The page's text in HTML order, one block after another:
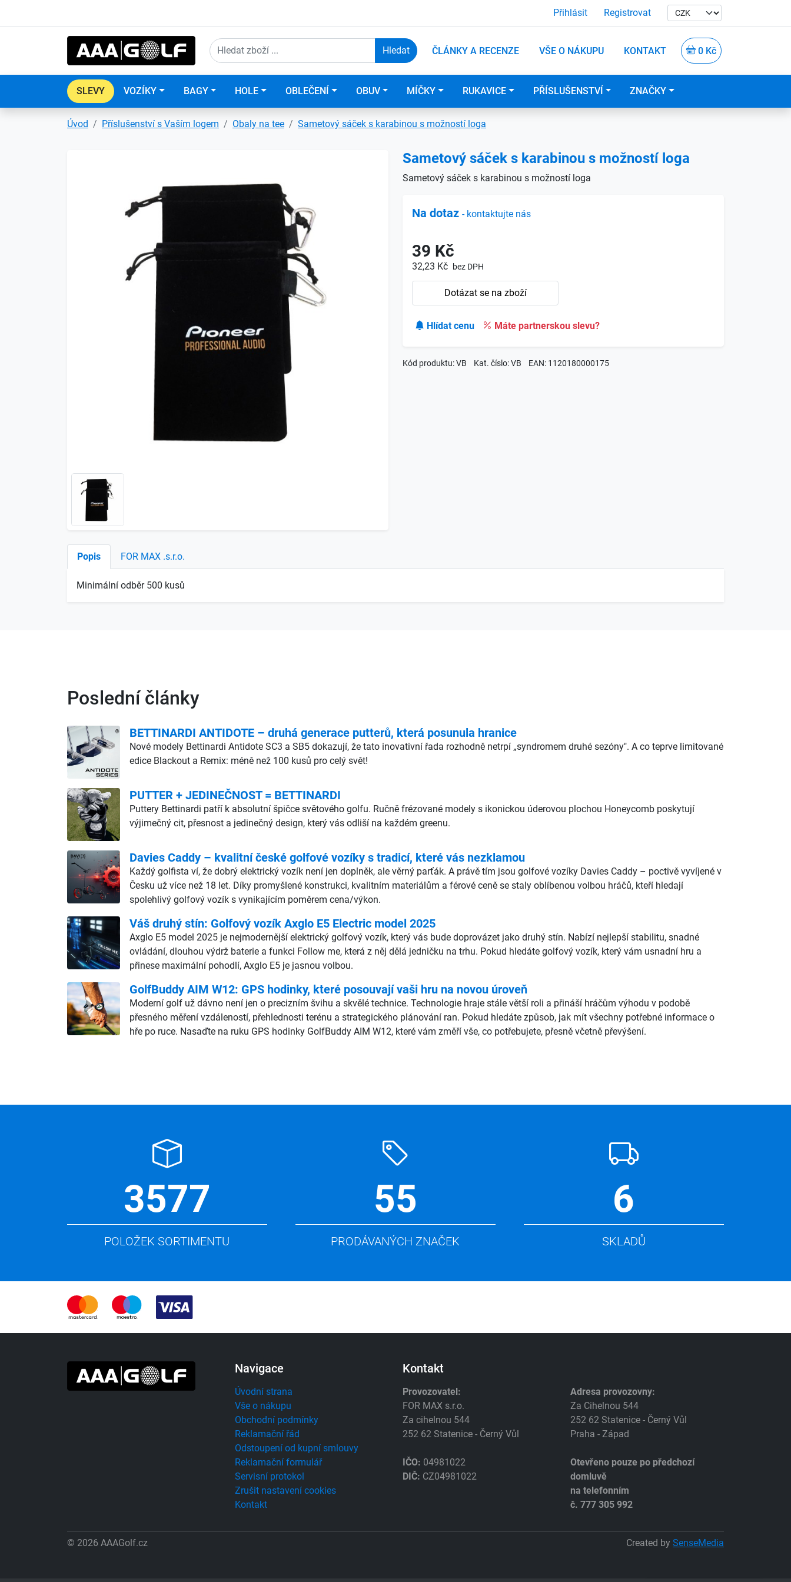
Přihlásit Registrovat
ČLÁNKY A RECENZE VŠE O NÁKUPU KONTAKT 0 Kč
SLEVY VOZÍKY BAGY HOLE OBLEČENÍ OBUV MÍČKY RUKAVICE PŘÍSLUŠENSTVÍ ZNAČKY
Úvod Příslušenství s Vaším logem Obaly na tee Sametový sáček s karabinou s možností loga
Sametový sáček s karabinou s možností loga
Sametový sáček s karabinou s možností loga
Na dotaz - kontaktujte nás
39 Kč
32,23 Kč bez DPH
Dotázat se na zboží
Hlídat cenu Máte partnerskou slevu?
Kód produktu: VB Kat. číslo: VB EAN: 1120180000175
Popis FOR MAX .s.r.o.
Minimální odběr 500 kusů
Poslední články
BETTINARDI ANTIDOTE – druhá generace putterů, která posunula hranice
Nové modely Bettinardi Antidote SC3 a SB5 dokazují, že tato inovativní řada rozhodně netrpí „syndromem druhé sezóny". A co teprve limitované
edice Blackout a Remix: méně než 100 kusů pro celý svět!
PUTTER + JEDINEČNOST = BETTINARDI
Puttery Bettinardi patří k absolutní špičce světového golfu. Ručně frézované modely s ikonickou úderovou plochou Honeycomb poskytují
výjimečný cit, přesnost a jedinečný design, který vás odliší na každém greenu.
Davies Caddy – kvalitní české golfové vozíky s tradicí, které vás nezklamou
Každý golfista ví, že dobrý elektrický vozík není jen doplněk, ale věrný parťák. A právě tím jsou golfové vozíky Davies Caddy – poctivě vyvíjené v
Česku už více než 18 let. Díky promyšlené konstrukci, kvalitním materiálům a férové ceně se staly oblíbenou volbou hráčů, kteří hledají
spolehlivý golfový vozík s vynikajícím poměrem cena/výkon.
Váš druhý stín: Golfový vozík Axglo E5 Electric model 2025
Axglo E5 model 2025 je nejmodernější elektrický golfový vozík, který vás bude doprovázet jako druhý stín. Nabízí nejlepší stabilitu, snadné
ovládání, dlouhou výdrž baterie a funkci Follow me, která z něj dělá jedničku na trhu. Pokud hledáte golfový vozík, který vám usnadní hru a
přinese maximální pohodlí, Axglo E5 je jasnou volbou.
GolfBuddy AIM W12: GPS hodinky, které posouvají vaši hru na novou úroveň
Moderní golf už dávno není jen o precizním švihu a skvělé technice. Technologie hraje stále větší roli a přináší hráčům výhodu v podobě
přesného měření vzdáleností, přehlednosti terénu a strategického plánování ran. Pokud hledáte způsob, jak mít všechny potřebné informace o
hře po ruce. Nasaďte na ruku GPS hodinky GolfBuddy AIM W12, které vám změří vše, co potřebujete, přesně včetně převýšení.
3577
POLOŽEK SORTIMENTU
55
PRODÁVANÝCH ZNAČEK
6
SKLADŮ
Navigace
Úvodní strana
Vše o nákupu
Obchodní podmínky
Reklamační řád
Odstoupení od kupní smlouvy
Reklamační formulář
Servisní protokol
Zrušit nastavení cookies
Kontakt
Kontakt
Provozovatel:
FOR MAX s.r.o.
Za cihelnou 544
252 62 Statenice - Černý Vůl
IČO: 04981022
DIČ: CZ04981022
Adresa provozovny:
Za Cihelnou 544
252 62 Statenice - Černý Vůl
Praha - Západ
Otevřeno pouze po předchozí
domluvě
na telefonním
č. 777 305 992
© 2026 AAAGolf.cz Created by SenseMedia